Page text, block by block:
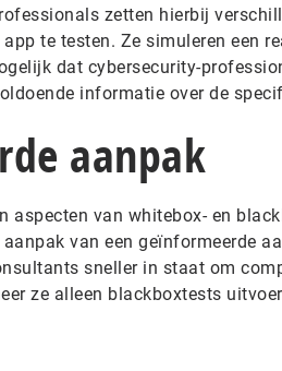
zetten hierbij
te testen. Ze simuleren een
dat cybersecurity-
informatie over de
aanpak
aspecten van whitebox- en
van een geïnformeerde
sneller in staat om
ze alleen blackboxtests